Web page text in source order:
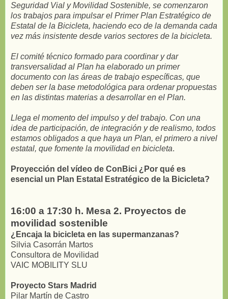
Seguridad Vial y Movilidad Sostenible, se comenzaron
los trabajos para impulsar el Primer Plan Estratégico de
Estatal de la Bicicleta, haciendo eco de la demanda cada
vez más insistente desde varios sectores de la bicicleta.
El comité técnico formado para coordinar y dar
transversalidad al Plan ha elaborado un primer
documento con las áreas de trabajo específicas, que
deben ser la base metodológica para ordenar propuestas
en las distintas materias a desarrollar en el Plan.
Llega el momento del impulso y del trabajo. Con una
idea de participación, de integración y de realismo, todos
estamos obligados a que haya un Plan, el primero a nivel
estatal, que fomente la movilidad en bicicleta.
Proyección del vídeo de ConBici ¿Por qué es
esencial un Plan Estatal Estratégico de la Bicicleta?
16:00 a 17:30 h. Mesa 2. Proyectos de
movilidad sostenible
¿Encaja la bicicleta en las supermanzanas?
Silvia Casorrán Martos
Consultora de Movilidad
VAIC MOBILITY SLU
Proyecto Stars Madrid
Pilar Martín de Castro